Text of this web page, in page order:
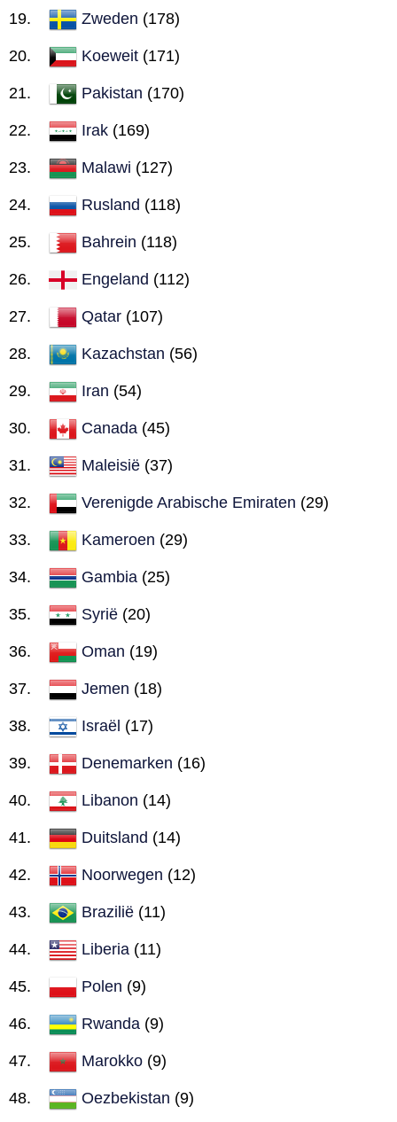
Zweden (178)
Koeweit (171)
Pakistan (170)
Irak (169)
Malawi (127)
Rusland (118)
Bahrein (118)
Engeland (112)
Qatar (107)
Kazachstan (56)
Iran (54)
Canada (45)
Maleisië (37)
Verenigde Arabische Emiraten (29)
Kameroen (29)
Gambia (25)
Syrië (20)
Oman (19)
Jemen (18)
Israël (17)
Denemarken (16)
Libanon (14)
Duitsland (14)
Noorwegen (12)
Brazilië (11)
Liberia (11)
Polen (9)
Rwanda (9)
Marokko (9)
Oezbekistan (9)